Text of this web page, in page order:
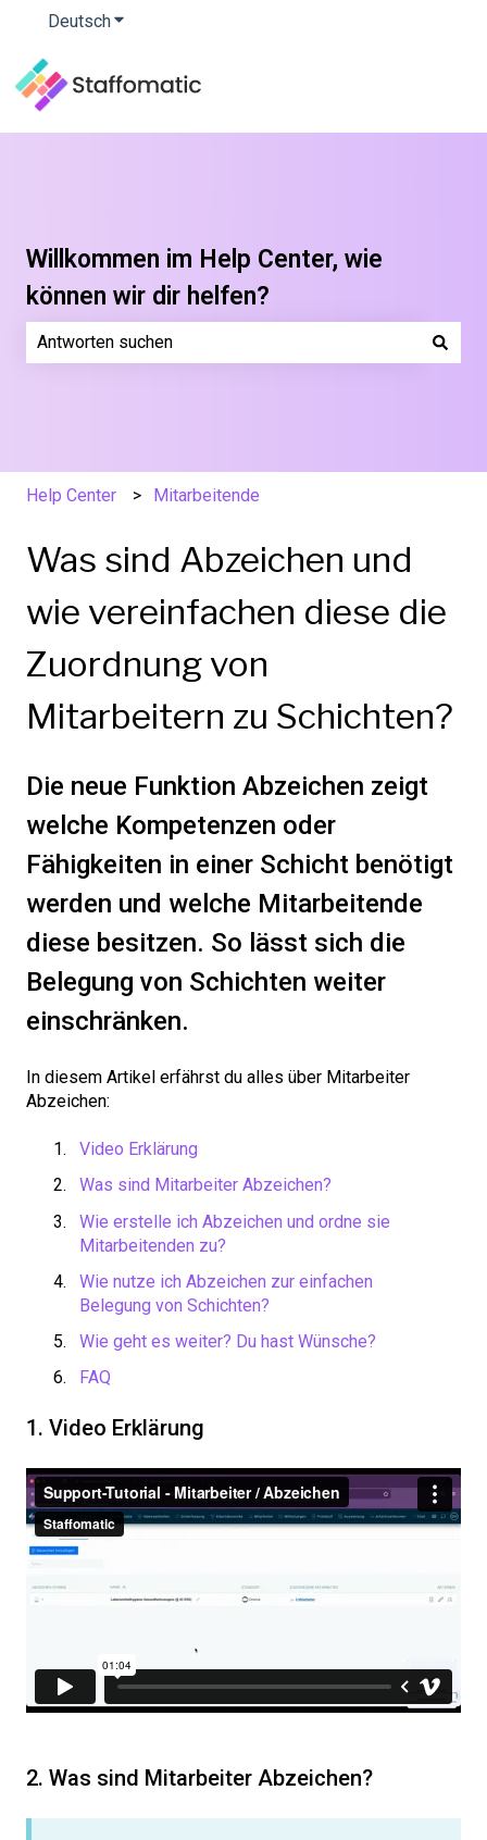
DeutschUntermenü für Übersetzungen anzeigen
Willkommen im Help Center, wie
können wir dir helfen?
Help Center Mitarbeitende
Was sind Abzeichen und
wie vereinfachen diese die
Zuordnung von
Mitarbeitern zu Schichten?
Die neue Funktion Abzeichen zeigt
welche Kompetenzen oder
Fähigkeiten in einer Schicht benötigt
werden und welche Mitarbeitende
diese besitzen. So lässt sich die
Belegung von Schichten weiter
einschränken.
In diesem Artikel erfährst du alles über Mitarbeiter
Abzeichen:
Video Erklärung
Was sind Mitarbeiter Abzeichen?
Wie erstelle ich Abzeichen und ordne sie
Mitarbeitenden zu?
Wie nutze ich Abzeichen zur einfachen
Belegung von Schichten?
Wie geht es weiter? Du hast Wünsche?
FAQ
1. Video Erklärung
2. Was sind Mitarbeiter Abzeichen?